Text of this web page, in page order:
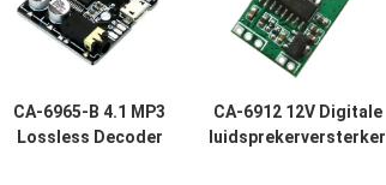
CA-6965-B 4.1 MP3
Lossless Decoder
CA-6912 12V Digitale
luidsprekerversterker